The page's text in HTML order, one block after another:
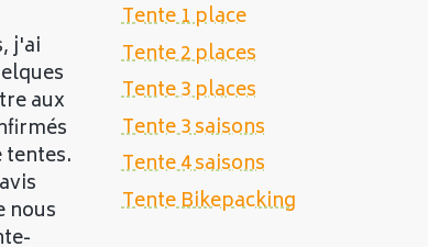
j'ai
aux
tentes.
nous
Tente 1 place
Tente 2 places
Tente 3 places
Tente 3 saisons
Tente 4 saisons
Tente Bikepacking